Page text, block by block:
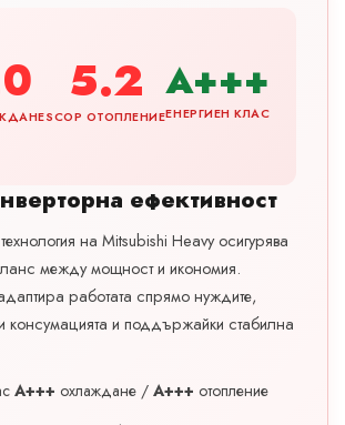
5.2
SCOP ОТОПЛЕНИЕ
A+++
ЕНЕРГИЕН КЛАС
ефективност
на Mitsubishi Heavy осигурява
между мощност и икономия.
работата спрямо нуждите,
консумацията и поддържайки стабилна
A+++ охлаждане / A+++ отопление